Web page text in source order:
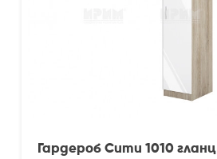
Гардероб Сити 1010 гланц